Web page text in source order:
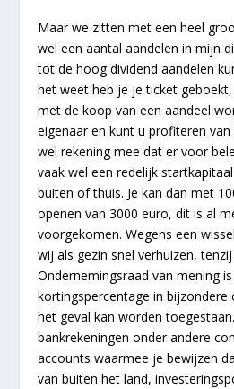
Maar we zitten met een heel
wel een aantal aandelen in mijn
tot de hoog dividend aandelen
het weet heb je je ticket
met de koop van een aandeel
eigenaar en kunt u profiteren
wel rekening mee dat er voor
vaak wel een redelijk
buiten of thuis. Je kan dan met
openen van 3000 euro, dit is al
voorgekomen. Wegens een
wij als gezin snel verhuizen,
Ondernemingsraad van mening
kortingspercentage in bijzondere
het geval kan worden
bankrekeningen onder andere
accounts waarmee je bewijzen
van buiten het land,